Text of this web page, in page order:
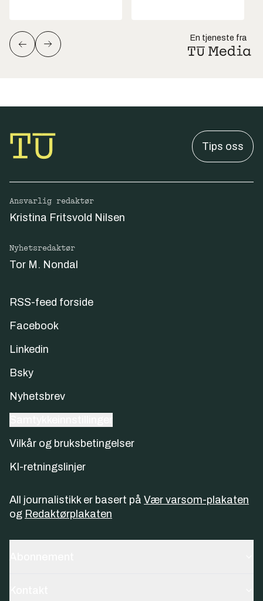
En tjeneste fra
Tips oss
Ansvarlig redaktør
Kristina Fritsvold Nilsen
Nyhetsredaktør
Tor M. Nondal
RSS-feed forside
Facebook
Linkedin
Bsky
Nyhetsbrev
Vilkår og bruksbetingelser
KI-retningslinjer
All journalistikk er basert på Vær varsom-plakaten
og Redaktørplakaten